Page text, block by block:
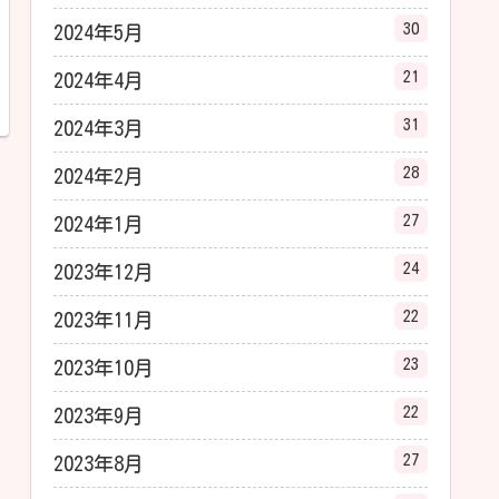
2024年5月 30
2024年4月 21
2024年3月 31
2024年2月 28
2024年1月 27
2023年12月 24
2023年11月 22
2023年10月 23
2023年9月 22
2023年8月 27